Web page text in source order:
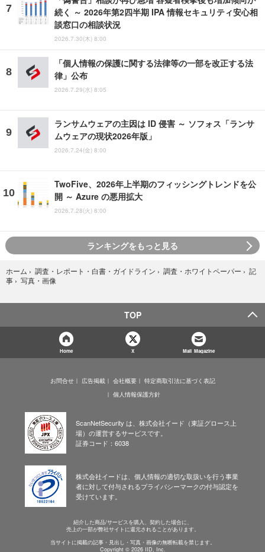
続く ～ 2026年第2四半期 IPA 情報セキュリティ安心相
談窓口の相談状況
2026.7.30(木) 8:00
「個人情報の保護に関する法律等の一部を改正する法
律」公布
2026.7.29(水) 8:05
ランサムウェアの主因は ID 侵害 ～ ソフォス「ランサ
ムウェアの現状2026年版」
2026.7.24(金) 8:00
TwoFive、2026年上半期のフィッシングトレンドを公
開 ～ Azure の悪用拡大
2026.7.28(火) 8:00
ランキングをもっと見る
ホーム › 調査・レポート・白書・ガイドライン › 調査・ホワイトペーパー › 記
事 › 写真・画像
TOP
Home X Mail Magazine
お問合せ 広告掲載 会社概要
特定商取引法に基づく表記
個人情報保護方針
ScanNetSecurity は、株式会社イード（東証グロース上
場）の運営するサービスです。
証券コード：6038
株式会社イードは、個人情報の適切な取扱いを行う事業
者に対して付与されるプライバシーマークの付与認定を
受けています。
紹介した商品/サービスを購入、契約した場合に、
売上の一部が弊社サイトに還元されることがあります。
当サイトに掲載の記事・見出し・写真・画像の無断転載を禁じます。
Copyright © 2026 IID, Inc.